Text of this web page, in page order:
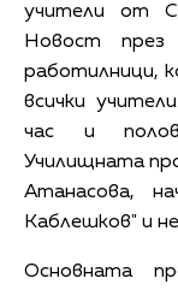
учители от
Новост през
работилници,
всички
час и
Училищната
Атанасова,
Каблешков" и
Основната